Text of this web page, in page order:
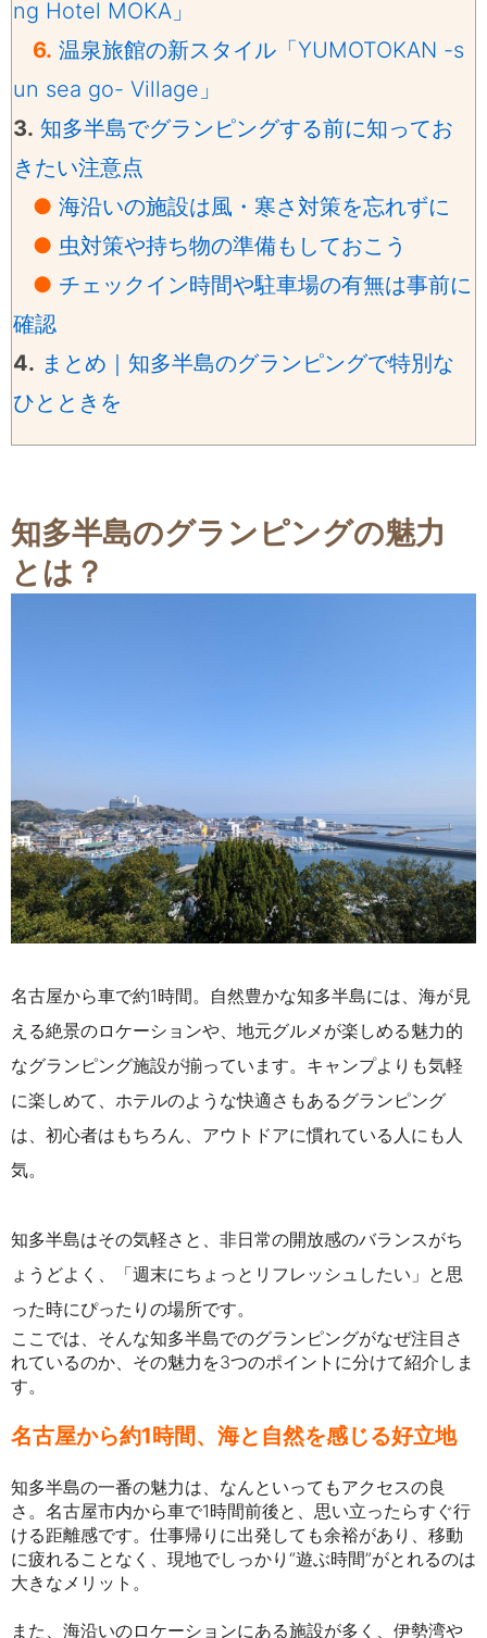
ng Hotel MOKA」
6. 温泉旅館の新スタイル「YUMOTOKAN -s
un sea go- Village」
3. 知多半島でグランピングする前に知ってお
きたい注意点
● 海沿いの施設は風・寒さ対策を忘れずに
● 虫対策や持ち物の準備もしておこう
● チェックイン時間や駐車場の有無は事前に
確認
4. まとめ｜知多半島のグランピングで特別な
ひとときを
知多半島のグランピングの魅力
とは？
名古屋から車で約1時間。自然豊かな知多半島には、海が見
える絶景のロケーションや、地元グルメが楽しめる魅力的
なグランピング施設が揃っています。 キャンプよりも気軽
に楽しめて、ホテルのような快適さもあるグランピング
は、初心者はもちろん、アウトドアに慣れている人にも人
気。
知多半島はその気軽さと、非日常の開放感のバランスがち
ょうどよく、「週末にちょっとリフレッシュしたい」と思
った時にぴったりの場所です。
ここでは、そんな知多半島でのグランピングがなぜ注目さ
れているのか、その魅力を3つのポイントに分けて紹介しま
す。
名古屋から約1時間、海と自然を感じる好立地
知多半島の一番の魅力は、なんといってもアクセスの良
さ。名古屋市内から車で1時間前後と、思い立ったらすぐ行
ける距離感です。仕事帰りに出発しても余裕があり、移動
に疲れることなく、現地でしっかり“遊ぶ時間”がとれるのは
大きなメリット。
また、海沿いのロケーションにある施設が多く、伊勢湾や